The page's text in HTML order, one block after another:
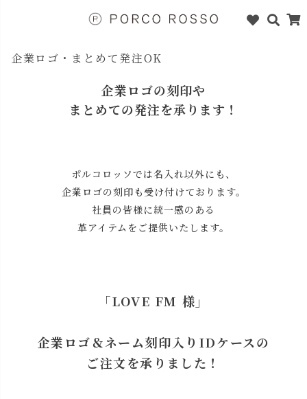
企業ロゴ・まとめて発注OK
企業ロゴの刻印や
まとめての発注を承ります！
ポルコロッソでは名入れ以外にも、
企業ロゴの刻印も受け付けております。
社員の皆様に統一感のある
革アイテムをご提供いたします。
「LOVE FM 様」
企業ロゴ＆ネーム刻印入りIDケースの
ご注文を承りました！